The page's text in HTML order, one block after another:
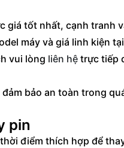
giá tốt nhất, cạnh tranh
máy và giá linh kiện
vui lòng liên hệ trực tiếp
bảo an toàn trong
pin
điểm thích hợp để